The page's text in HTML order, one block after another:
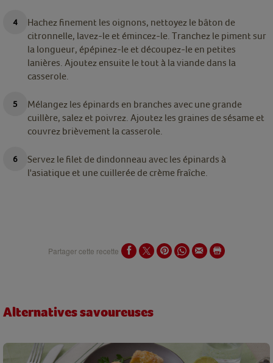
Hachez finement les oignons, nettoyez le bâton de
citronnelle, lavez-le et émincez-le. Tranchez le piment sur
la longueur, épépinez-le et découpez-le en petites
lanières. Ajoutez ensuite le tout à la viande dans la
casserole.
Mélangez les épinards en branches avec une grande
cuillère, salez et poivrez. Ajoutez les graines de sésame et
couvrez brièvement la casserole.
Servez le filet de dindonneau avec les épinards à
l'asiatique et une cuillerée de crème fraîche.
Partager cette recette
Alternatives savoureuses